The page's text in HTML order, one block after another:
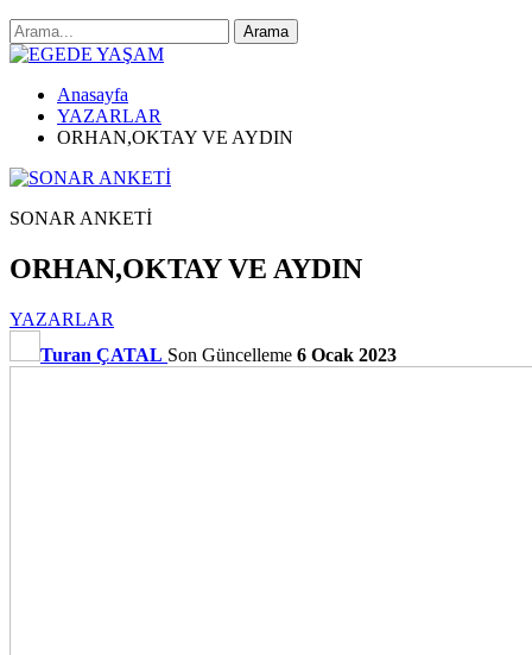
Anasayfa
YAZARLAR
ORHAN,OKTAY VE AYDIN
SONAR ANKETİ
ORHAN,OKTAY VE AYDIN
YAZARLAR
Turan ÇATAL Son Güncelleme 6 Ocak 2023